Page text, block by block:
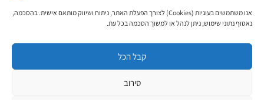
אנו משתמשים בעוגיות (Cookies) לצורך הפעלת האתר, ניתוח ושיווק מותאם אישית. בהסכמה,
נאסוף נתוני שימוש; ניתן לנהל או למשוך הסכמה בכל עת.
קבל הכל
סירוב